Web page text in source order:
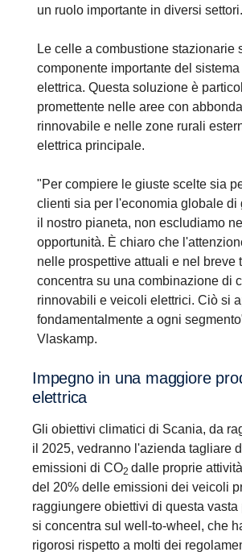
un ruolo importante in diversi settori.
Le celle a combustione stazionarie
componente importante del
elettrica. Questa soluzione è
promettente nelle aree con
rinnovabile e nelle zone rurali
elettrica principale.
"Per compiere le giuste scelte sia
clienti sia per l'economia globale di
il nostro pianeta, non escludiamo
opportunità. È chiaro che
nelle prospettive attuali e nel breve
concentra su una combinazione di
rinnovabili e veicoli elettrici. Ciò si
fondamentalmente a ogni
Vlaskamp.
Impegno in una maggiore produzione
elettrica
Gli obiettivi climatici di Scania, da
il 2025, vedranno l'azienda tagliare
emissioni di CO2 dalle proprie
del 20% delle emissioni dei veicoli
raggiungere obiettivi di questa vasta
si concentra sul well-to-wheel, che
rigorosi rispetto a molti dei